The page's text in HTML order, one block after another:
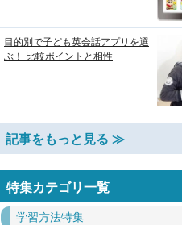
目的別で子ども英会話アプリを選
ぶ！ 比較ポイントと相性
記事をもっと見る ≫
特集カテゴリ一覧
学習方法特集